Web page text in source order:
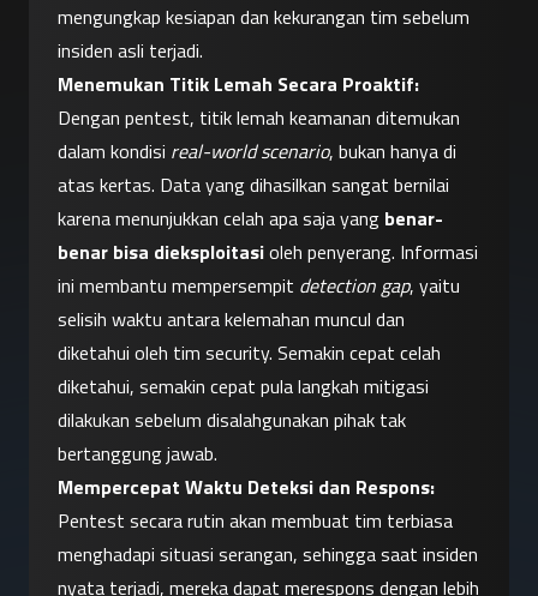
mengungkap kesiapan dan kekurangan tim sebelum
insiden asli terjadi.
Menemukan Titik Lemah Secara Proaktif:
Dengan pentest, titik lemah keamanan ditemukan
dalam kondisi real-world scenario, bukan hanya di
atas kertas. Data yang dihasilkan sangat bernilai
karena menunjukkan celah apa saja yang benar-
benar bisa dieksploitasi oleh penyerang. Informasi
ini membantu mempersempit detection gap, yaitu
selisih waktu antara kelemahan muncul dan
diketahui oleh tim security. Semakin cepat celah
diketahui, semakin cepat pula langkah mitigasi
dilakukan sebelum disalahgunakan pihak tak
bertanggung jawab.
Mempercepat Waktu Deteksi dan Respons:
Pentest secara rutin akan membuat tim terbiasa
menghadapi situasi serangan, sehingga saat insiden
nyata terjadi, mereka dapat merespons dengan lebih